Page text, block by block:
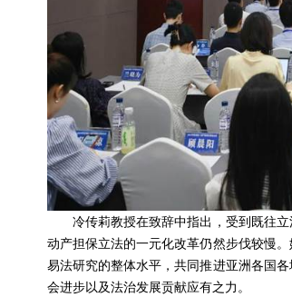
冷传莉教授在致辞中指出，受到既往立
动产担保立法的一元化改革仍然步伐较慢
易法研究的整体水平，共同推进亚洲各国
会进步以及法治发展贡献应有之力。